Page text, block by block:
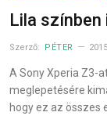
Lila színben
Szerző: PÉTER
A Sony Xperia Z3-
meglepetésére
hogy ez az összes